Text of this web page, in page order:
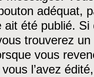
adéquat,
ait été publié. Si
trouverez
vous
l’avez